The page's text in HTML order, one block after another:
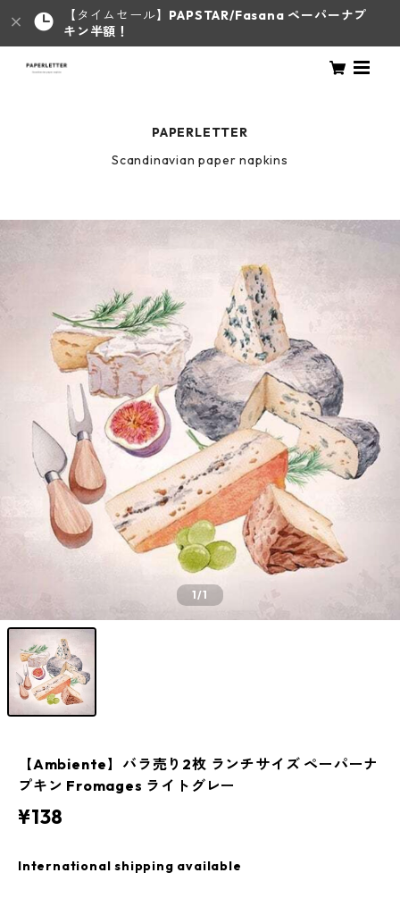
【タイムセール】 PAPSTAR/Fasana ペーパーナプ
キン半額！
PAPERLETTER
Scandinavian paper napkins
1/1
【Ambiente】バラ売り2枚 ランチサイズ ペーパーナ
プキン Fromages ライトグレー
¥138
International shipping available